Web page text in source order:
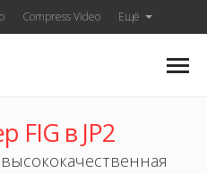
Compress Video Ещё
FIG в JP2